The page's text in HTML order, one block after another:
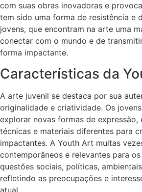
com suas obras inovadoras e
tem sido uma forma de resistência e
jovens, que encontram na arte uma
conectar com o mundo e de
forma impactante.
Características da
A arte juvenil se destaca por sua
originalidade e criatividade. Os
explorar novas formas de expressão,
técnicas e materiais diferentes para
impactantes. A Youth Art muitas
contemporâneos e relevantes para
questões sociais, políticas,
refletindo as preocupações e
atual.